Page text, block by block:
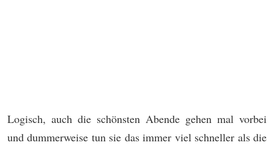
Logisch, auch die schönsten Abende gehen mal vorbei
und dummerweise tun sie das immer viel schneller als die